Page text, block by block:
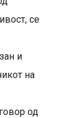
се
и
на
од